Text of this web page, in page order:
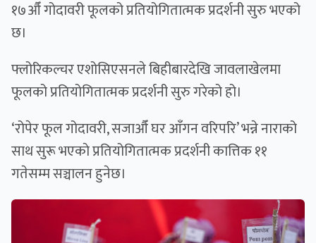
१७औँ गोदावरी फूलको प्रतियोगितात्मक प्रदर्शनी सुरु भएको
छ।
फ्लोरिकल्चर एशोसिएसनले बिहीबारदेखि जावलाखेलमा
फूलको प्रतियोगितात्मक प्रदर्शनी सुरु गरेको हो।
‘रोपेर फूल गोदावरी, सजाऔँ घर आँगन वरिपरि’ भन्ने नाराको
साथ सुरू भएकाे प्रतियोगितात्मक प्रदर्शनी कात्तिक ११
गतेसम्म सञ्चालन हुनेछ।